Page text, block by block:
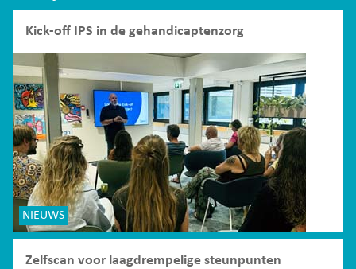
Kick-off IPS in de gehandicaptenzorg
NIEUWS
Zelfscan voor laagdrempelige steunpunten